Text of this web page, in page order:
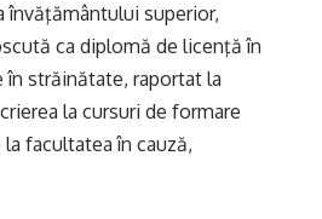
învăţământului superior,
ca diplomă de licenţă în
străinătate, raportat la
la cursuri de formare
facultatea în cauză,